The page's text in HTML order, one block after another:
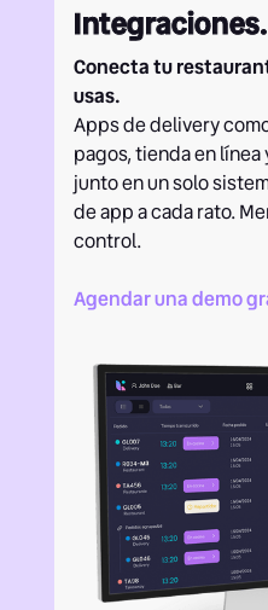
Integraciones.
Conecta tu
usas.
Apps de delivery
pagos, tienda en línea
junto en un solo
de app a cada rato.
control.
Agendar una demo